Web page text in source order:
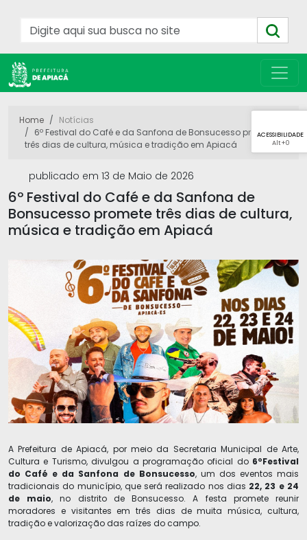
ACESSIBILIDADE
Alt+0
Home
Notícias
6º Festival do Café e da Sanfona de Bonsucesso promete
três dias de cultura, música e tradição em Apiacá
publicado em 13 de Maio de 2026
6º Festival do Café e da Sanfona de
Bonsucesso promete três dias de cultura,
música e tradição em Apiacá
A Prefeitura de Apiacá, por meio da Secretaria Municipal de Arte,
Cultura e Turismo, divulgou a programação oficial do6ºFestival
do Café e da Sanfona de Bonsucesso, um dos eventos mais
tradicionais do município, que será realizado nos dias 22, 23 e 24
de maio, no distrito de Bonsucesso. A festa promete reunir
moradores e visitantes em três dias de muita música, cultura,
tradição e valorização das raízes do campo.